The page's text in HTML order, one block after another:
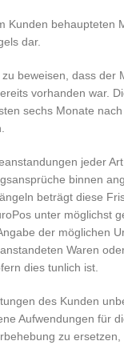
Kunden behaupteten
dar.
beweisen, dass der
vorhanden war.
sechs Monate
jeder
binnen
beträgt diese
unter möglichst
der möglichen
Waren
dies tunlich ist.
des Kunden
Aufwendungen für
zu